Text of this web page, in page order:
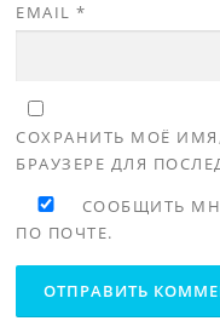
EMAIL*
СОХРАНИТЬ МОЁ ИМЯ,
БРАУЗЕРЕ ДЛЯ
СООБЩИТЬ
ПО ПОЧТЕ.